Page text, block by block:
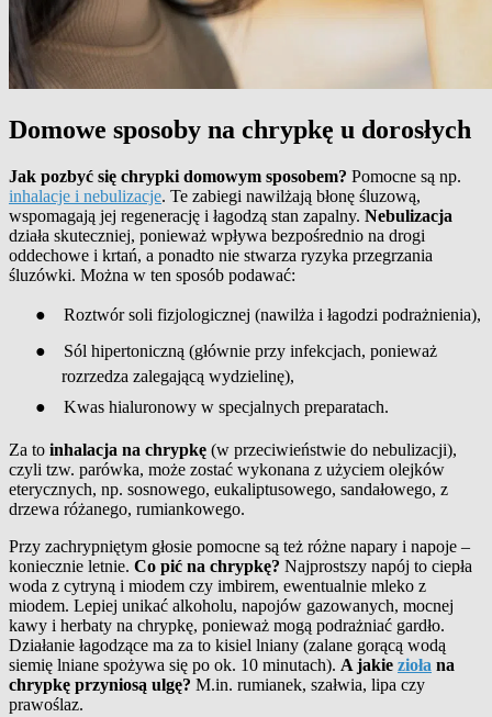
Domowe sposoby na chrypkę u dorosłych
Jak pozbyć się chrypki domowym sposobem? Pomocne są np.
inhalacje i nebulizacje. Te zabiegi nawilżają błonę śluzową,
wspomagają jej regenerację i łagodzą stan zapalny. Nebulizacja
działa skuteczniej, ponieważ wpływa bezpośrednio na drogi
oddechowe i krtań, a ponadto nie stwarza ryzyka przegrzania
śluzówki. Można w ten sposób podawać:
● Roztwór soli fizjologicznej (nawilża i łagodzi podrażnienia),
●
Sól hipertoniczną (głównie przy infekcjach, ponieważ
rozrzedza zalegającą wydzielinę),
● Kwas hialuronowy w specjalnych preparatach.
Za to inhalacja na chrypkę (w przeciwieństwie do nebulizacji),
czyli tzw. parówka, może zostać wykonana z użyciem olejków
eterycznych, np. sosnowego, eukaliptusowego, sandałowego, z
drzewa różanego, rumiankowego.
Przy zachrypniętym głosie pomocne są też różne napary i napoje –
koniecznie letnie. Co pić na chrypkę? Najprostszy napój to ciepła
woda z cytryną i miodem czy imbirem, ewentualnie mleko z
miodem. Lepiej unikać alkoholu, napojów gazowanych, mocnej
kawy i herbaty na chrypkę, ponieważ mogą podrażniać gardło.
Działanie łagodzące ma za to kisiel lniany (zalane gorącą wodą
siemię lniane spożywa się po ok. 10 minutach). A jakie zioła na
chrypkę przyniosą ulgę? M.in. rumianek, szałwia, lipa czy
prawoślaz.